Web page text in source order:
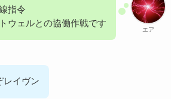
エア
指令
ウェルとの協働作戦です
イヴン